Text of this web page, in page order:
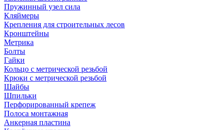
Пружинный узел сила
Кляймеры
Крепления для строительных лесов
Кронштейны
Метрика
Болты
Гайки
Кольцо с метрической резьбой
Крюки с метрической резьбой
Шайбы
Шпильки
Перфорированный крепеж
Полоса монтажная
Анкерная пластина